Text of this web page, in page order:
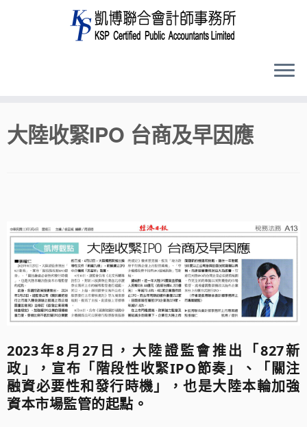
to
content
大陸收緊IPO 台商及早因應
2023年8月27日，大陸證監會推出「827新
政」，宣布「階段性收緊IPO節奏」、「關注
融資必要性和發行時機」，也是大陸本輪加強
資本市場監管的起點。